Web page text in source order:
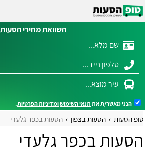
השוואת מחירי הסעות
הנני מאשר/ת את תנאי השימושומדיניות הפרטיות.
טופ הסעות הסעות בצפון הסעות בכפר גלעדי
הסעות בכפר גלעדי